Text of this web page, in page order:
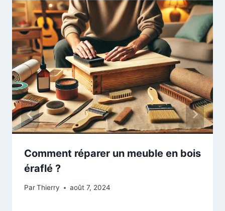
Comment réparer un meuble en bois
éraflé ?
ParThierry août 7, 2024